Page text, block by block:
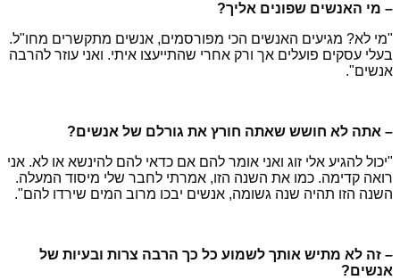
– מי האנשים שפונים אליך?
"מי לא? מגיעים האנשים הכי מפורסמים, אנשים מתקשרים מחו"ל.
בעלי עסקים פועלים אך ורק אחרי שהתייעצו איתי. ואני עוזר להרבה
אנשים".
– אתה לא חושש שאתה חורץ את גורלם של אנשים?
"יכול להגיע אלי זוג ואני אומר להם אם כדאי להם להינשא או לא. אני
רואה קדימה. כמו את השנה הזו, אמרתי לחבר שלי מיסוד המעלה.
השנה הזו תהיה שנה גשומה, אנשים יבכו מרוב המים שירדו להם".
– זה לא מתיש אותך לשמוע כל כך הרבה צרות ובעיות של
אנשים?